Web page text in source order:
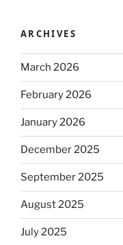
ARCHIVES
March 2026
February 2026
January 2026
December 2025
September 2025
August 2025
July 2025